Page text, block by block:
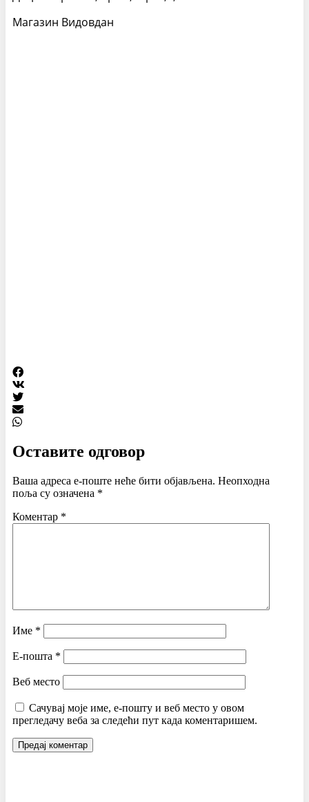
Магазин Видовдан
Оставите одговор
Ваша адреса е-поште неће бити објављена. Неопходна
поља су означена *
Коментар *
Име *
Е-пошта *
Веб место
Сачувај моје име, е-пошту и веб место у овом
прегледачу веба за следећи пут када коментаришем.